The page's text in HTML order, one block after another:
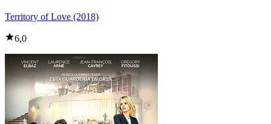
Territory of Love (2018)
6,0